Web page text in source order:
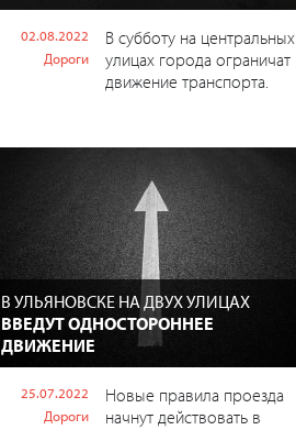
02.08.2022
Дороги
В субботу на центральных
улицах города ограничат
движение транспорта.
В УЛЬЯНОВСКЕ НА ДВУХ УЛИЦАХ
ВВЕДУТ ОДНОСТОРОННЕЕ
ДВИЖЕНИЕ
25.07.2022
Дороги
Новые правила проезда
начнут действовать в